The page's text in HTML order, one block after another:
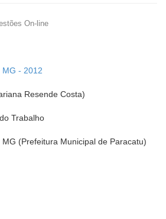
On-line
- 2012
Resende Costa)
Trabalho
(Prefeitura Municipal de Paracatu)